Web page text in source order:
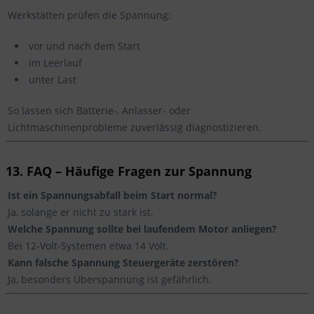
Werkstätten prüfen die Spannung:
vor und nach dem Start
im Leerlauf
unter Last
So lassen sich Batterie-, Anlasser- oder
Lichtmaschinenprobleme zuverlässig diagnostizieren.
13. FAQ – Häufige Fragen zur Spannung
Ist ein Spannungsabfall beim Start normal?
Ja, solange er nicht zu stark ist.
Welche Spannung sollte bei laufendem Motor anliegen?
Bei 12-Volt-Systemen etwa 14 Volt.
Kann falsche Spannung Steuergeräte zerstören?
Ja, besonders Überspannung ist gefährlich.